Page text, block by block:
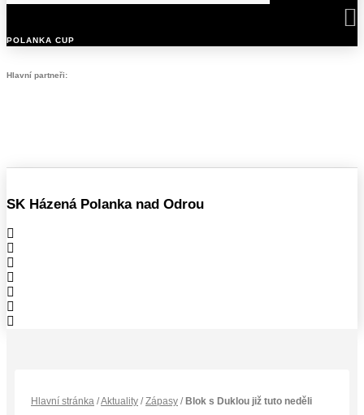
POLANKA CUP
Hlavní partneři:
SK Házená Polanka nad Odrou
Hlavní stránka /Aktuality /Zápasy / Blok s Duklou již tuto neděli